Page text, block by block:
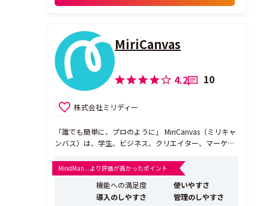
MiriCanvas
4.2 10
株式会社ミリディー
「誰でも簡単に、プロのように」 MiriCanvas（ミリキャ
ンバス）は、学生、ビジネス、クリエイター、マーケタ
デザインツールです。 韓国発のデザインツールとして、
洗練された最新トレンドを取り入れ、1,800万人以上の
ユーザーに愛用されています。 【公...
MindMan...より評価が高かったポイント
機能への満足度
使いやすさ
導入のしやすさ
管理のしやすさ